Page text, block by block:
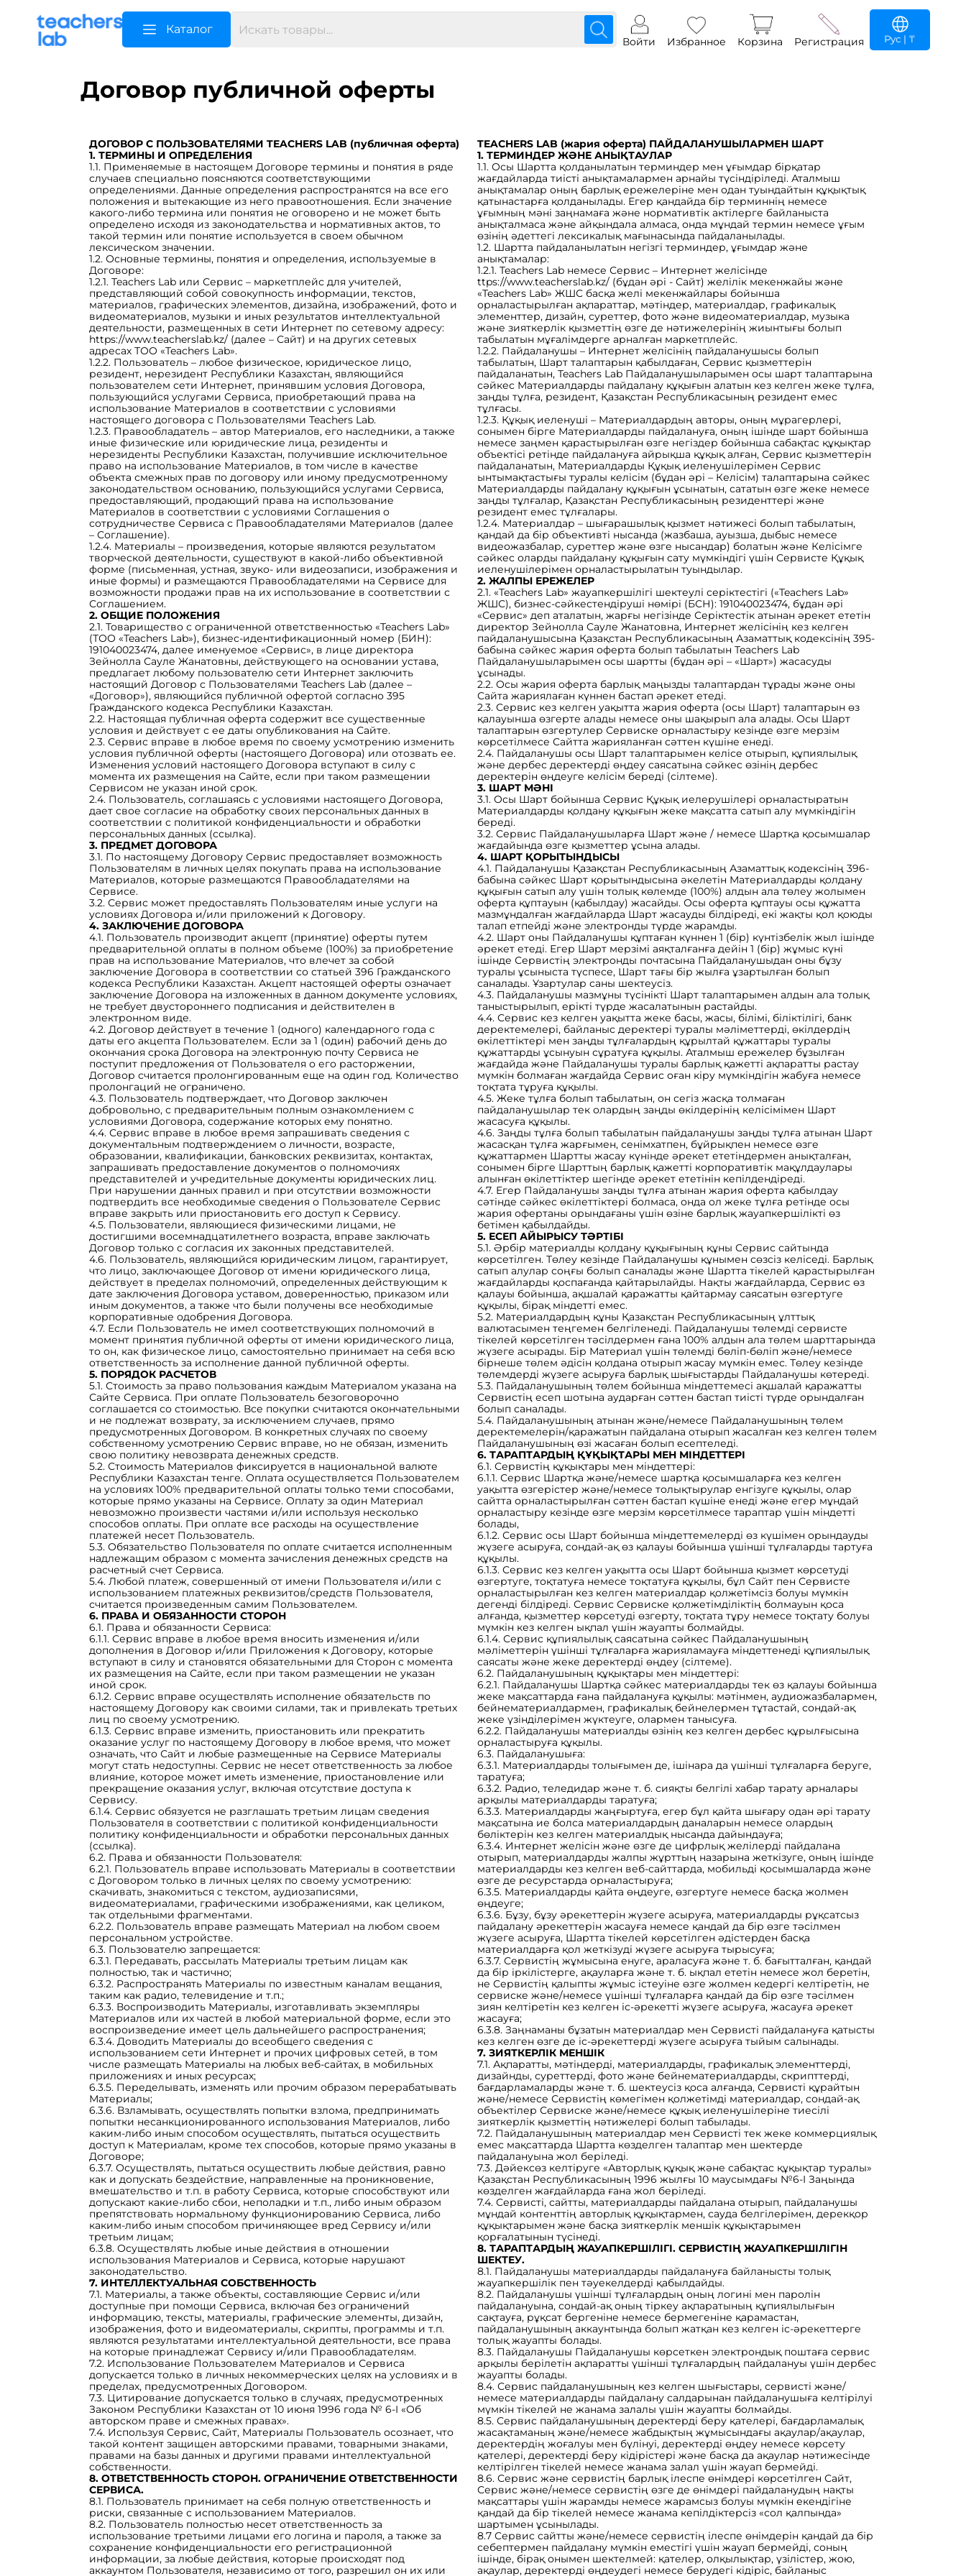
Каталог
Войти Избранное Корзина Регистрация Рус | ₸
Договор публичной оферты
ДОГОВОР С ПОЛЬЗОВАТЕЛЯМИ TEACHERS LAB (публичная оферта)
1. ТЕРМИНЫ И ОПРЕДЕЛЕНИЯ
1.1. Применяемые в настоящем Договоре термины и понятия в ряде
случаев специально поясняются соответствующими
определениями. Данные определения распространятся на все его
положения и вытекающие из него правоотношения. Если значение
какого-либо термина или понятия не оговорено и не может быть
определено исходя из законодательства и нормативных актов, то
такой термин или понятие используется в своем обычном
лексическом значении.
1.2. Основные термины, понятия и определения, используемые в
Договоре:
1.2.1. Teachers Lab или Сервис – маркетплейс для учителей,
представляющий собой совокупность информации, текстов,
материалов, графических элементов, дизайна, изображений, фото и
видеоматериалов, музыки и иных результатов интеллектуальной
деятельности, размещенных в сети Интернет по сетевому адресу:
https://www.teacherslab.kz/ (далее – Сайт) и на других сетевых
адресах ТОО «Teachers Lab».
1.2.2. Пользователь – любое физическое, юридическое лицо,
резидент, нерезидент Республики Казахстан, являющийся
пользователем сети Интернет, принявшим условия Договора,
пользующийся услугами Сервиса, приобретающий права на
использование Материалов в соответствии с условиями
настоящего договора с Пользователями Teachers Lab.
1.2.3. Правообладатель – автор Материалов, его наследники, а также
иные физические или юридические лица, резиденты и
нерезиденты Республики Казахстан, получившие исключительное
право на использование Материалов, в том числе в качестве
объекта смежных прав по договору или иному предусмотренному
законодательством основанию, пользующийся услугами Сервиса,
предоставляющий, продающий права на использование
Материалов в соответствии с условиями Соглашения о
сотрудничестве Сервиса с Правообладателями Материалов (далее
– Соглашение).
1.2.4. Материалы – произведения, которые являются результатом
творческой деятельности, существуют в какой-либо объективной
форме (письменная, устная, звуко- или видеозаписи, изображения и
иные формы) и размещаются Правообладателями на Сервисе для
возможности продажи прав на их использование в соответствии с
Соглашением.
2. ОБЩИЕ ПОЛОЖЕНИЯ
2.1. Товарищество с ограниченной ответственностью «Teachers Lab»
(ТОО «Teachers Lab»), бизнес-идентификационный номер (БИН):
191040023474, далее именуемое «Сервис», в лице директора
Зейнолла Сауле Жанатовны, действующего на основании устава,
предлагает любому пользователю сети Интернет заключить
настоящий Договор с Пользователями Teachers Lab (далее –
«Договор»), являющийся публичной офертой согласно 395
Гражданского кодекса Республики Казахстан.
2.2. Настоящая публичная оферта содержит все существенные
условия и действует с ее даты опубликования на Сайте.
2.3. Сервис вправе в любое время по своему усмотрению изменить
условия публичной оферты (настоящего Договора) или отозвать ее.
Изменения условий настоящего Договора вступают в силу с
момента их размещения на Сайте, если при таком размещении
Сервисом не указан иной срок.
2.4. Пользователь, соглашаясь с условиями настоящего Договора,
дает свое согласие на обработку своих персональных данных в
соответствии с политикой конфиденциальности и обработки
персональных данных (ссылка).
3. ПРЕДМЕТ ДОГОВОРА
3.1. По настоящему Договору Сервис предоставляет возможность
Пользователям в личных целях покупать права на использование
Материалов, которые размещаются Правообладателями на
Сервисе.
3.2. Сервис может предоставлять Пользователям иные услуги на
условиях Договора и/или приложений к Договору.
4. ЗАКЛЮЧЕНИЕ ДОГОВОРА
4.1. Пользователь производит акцепт (принятие) оферты путем
предварительной оплаты в полном объеме (100%) за приобретение
прав на использование Материалов, что влечет за собой
заключение Договора в соответствии со статьей 396 Гражданского
кодекса Республики Казахстан. Акцепт настоящей оферты означает
заключение Договора на изложенных в данном документе условиях,
не требует двустороннего подписания и действителен в
электронном виде.
4.2. Договор действует в течение 1 (одного) календарного года с
даты его акцепта Пользователем. Если за 1 (один) рабочий день до
окончания срока Договора на электронную почту Сервиса не
поступит предложения от Пользователя о его расторжении,
Договор считается пролонгированным еще на один год. Количество
пролонгаций не ограничено.
4.3. Пользователь подтверждает, что Договор заключен
добровольно, с предварительным полным ознакомлением с
условиями Договора, содержание которых ему понятно.
4.4. Сервис вправе в любое время запрашивать сведения с
документальным подтверждением о личности, возрасте,
образовании, квалификации, банковских реквизитах, контактах,
запрашивать предоставление документов о полномочиях
представителей и учредительные документы юридических лиц.
При нарушении данных правил и при отсутствии возможности
подтвердить все необходимые сведения о Пользователе Сервис
вправе закрыть или приостановить его доступ к Сервису.
4.5. Пользователи, являющиеся физическими лицами, не
достигшими восемнадцатилетнего возраста, вправе заключать
Договор только с согласия их законных представителей.
4.6. Пользователь, являющийся юридическим лицом, гарантирует,
что лицо, заключающее Договор от имени юридического лица,
действует в пределах полномочий, определенных действующим к
дате заключения Договора уставом, доверенностью, приказом или
иным документов, а также что были получены все необходимые
корпоративные одобрения Договора.
4.7. Если Пользователь не имел соответствующих полномочий в
момент принятия публичной оферты от имени юридического лица,
то он, как физическое лицо, самостоятельно принимает на себя всю
ответственность за исполнение данной публичной оферты.
5. ПОРЯДОК РАСЧЕТОВ
5.1. Стоимость за право пользования каждым Материалом указана на
Сайте Сервиса. При оплате Пользователь безоговорочно
соглашается со стоимостью. Все покупки считаются окончательными
и не подлежат возврату, за исключением случаев, прямо
предусмотренных Договором. В конкретных случаях по своему
собственному усмотрению Сервис вправе, но не обязан, изменить
свою политику невозврата денежных средств.
5.2. Стоимость Материалов фиксируется в национальной валюте
Республики Казахстан тенге. Оплата осуществляется Пользователем
на условиях 100% предварительной оплаты только теми способами,
которые прямо указаны на Сервисе. Оплату за один Материал
невозможно произвести частями и/или используя несколько
способов оплаты. При оплате все расходы на осуществление
платежей несет Пользователь.
5.3. Обязательство Пользователя по оплате считается исполненным
надлежащим образом с момента зачисления денежных средств на
расчетный счет Сервиса.
5.4. Любой платеж, совершенный от имени Пользователя и/или с
использованием платежных реквизитов/средств Пользователя,
считается произведенным самим Пользователем.
6. ПРАВА И ОБЯЗАННОСТИ СТОРОН
6.1. Права и обязанности Сервиса:
6.1.1. Сервис вправе в любое время вносить изменения и/или
дополнения в Договор и/или Приложения к Договору, которые
вступают в силу и становятся обязательными для Сторон с момента
их размещения на Сайте, если при таком размещении не указан
иной срок.
6.1.2. Сервис вправе осуществлять исполнение обязательств по
настоящему Договору как своими силами, так и привлекать третьих
лиц по своему усмотрению.
6.1.3. Сервис вправе изменить, приостановить или прекратить
оказание услуг по настоящему Договору в любое время, что может
означать, что Сайт и любые размещенные на Сервисе Материалы
могут стать недоступны. Сервис не несет ответственность за любое
влияние, которое может иметь изменение, приостановление или
прекращение оказания услуг, включая отсутствие доступа к
Сервису.
6.1.4. Сервис обязуется не разглашать третьим лицам сведения
Пользователя в соответствии с политикой конфиденциальности
политику конфиденциальности и обработки персональных данных
(ссылка).
6.2. Права и обязанности Пользователя:
6.2.1. Пользователь вправе использовать Материалы в соответствии
с Договором только в личных целях по своему усмотрению:
скачивать, знакомиться с текстом, аудиозаписями,
видеоматериалами, графическими изображениями, как целиком,
так отдельными фрагментами.
6.2.2. Пользователь вправе размещать Материал на любом своем
персональном устройстве.
6.3. Пользователю запрещается:
6.3.1. Передавать, рассылать Материалы третьим лицам как
полностью, так и частично;
6.3.2. Распространять Материалы по известным каналам вещания,
таким как радио, телевидение и т.п.;
6.3.3. Воспроизводить Материалы, изготавливать экземпляры
Материалов или их частей в любой материальной форме, если это
воспроизведение имеет цель дальнейшего распространения;
6.3.4. Доводить Материалы до всеобщего сведения с
использованием сети Интернет и прочих цифровых сетей, в том
числе размещать Материалы на любых веб-сайтах, в мобильных
приложениях и иных ресурсах;
6.3.5. Переделывать, изменять или прочим образом перерабатывать
Материалы;
6.3.6. Взламывать, осуществлять попытки взлома, предпринимать
попытки несанкционированного использования Материалов, либо
каким-либо иным способом осуществлять, пытаться осуществить
доступ к Материалам, кроме тех способов, которые прямо указаны в
Договоре;
6.3.7. Осуществлять, пытаться осуществить любые действия, равно
как и допускать бездействие, направленные на проникновение,
вмешательство и т.п. в работу Сервиса, которые способствуют или
допускают какие-либо сбои, неполадки и т.п., либо иным образом
препятствовать нормальному функционированию Сервиса, либо
каким-либо иным способом причиняющее вред Сервису и/или
третьим лицам;
6.3.8. Осуществлять любые иные действия в отношении
использования Материалов и Сервиса, которые нарушают
законодательство.
7. ИНТЕЛЛЕКТУАЛЬНАЯ СОБСТВЕННОСТЬ
7.1. Материалы, а также объекты, составляющие Сервис и/или
доступные при помощи Сервиса, включая без ограничений
информацию, тексты, материалы, графические элементы, дизайн,
изображения, фото и видеоматериалы, скрипты, программы и т.п.
являются результатами интеллектуальной деятельности, все права
на которые принадлежат Сервису и/или Правообладателям.
7.2. Использование Пользователем Материалов и Сервиса
допускается только в личных некоммерческих целях на условиях и в
пределах, предусмотренных Договором.
7.3. Цитирование допускается только в случаях, предусмотренных
Законом Республики Казахстан от 10 июня 1996 года № 6-I «Об
авторском праве и смежных правах».
7.4. Используя Сервис, Сайт, Материалы Пользователь осознает, что
такой контент защищен авторскими правами, товарными знаками,
правами на базы данных и другими правами интеллектуальной
собственности.
8. ОТВЕТСТВЕННОСТЬ СТОРОН. ОГРАНИЧЕНИЕ ОТВЕТСТВЕННОСТИ
СЕРВИСА.
8.1. Пользователь принимает на себя полную ответственность и
риски, связанные с использованием Материалов.
8.2. Пользователь полностью несет ответственность за
использование третьими лицами его логина и пароля, а также за
сохранение конфиденциальности его регистрационной
информации, за любые действия, которые происходят под
аккаунтом Пользователя, независимо от того, разрешил он их или
TEACHERS LAB (жария оферта) ПАЙДАЛАНУШЫЛАРМЕН ШАРТ
1. ТЕРМИНДЕР ЖӘНЕ АНЫҚТАУЛАР
1.1. Осы Шартта қолданылатын терминдер мен ұғымдар бірқатар
жағдайларда тиісті анықтамалармен арнайы түсіндіріледі. Аталмыш
анықтамалар оның барлық ережелеріне мен одан туындайтын құқықтық
қатынастарға қолданылады. Егер қандайда бір терминнің немесе
ұғымның мәні заңнамаға және нормативтік актілерге байланыста
анықталмаса және айқындала алмаса, онда мұндай термин немесе ұғым
өзінің әдеттегі лексикалық мағынасында пайдаланылады.
1.2. Шартта пайдаланылатын негізгі терминдер, ұғымдар және
анықтамалар:
1.2.1. Teachers Lab немесе Сервис – Интернет желісінде
ttps://www.teacherslab.kz/ (бұдан әрі - Сайт) желілік мекенжайы және
«Teachers Lab» ЖШС басқа желі мекенжайлары бойынша
орналастырылған ақпараттар, мәтіндер, материалдар, графикалық
элементтер, дизайн, суреттер, фото және видеоматериалдар, музыка
және зияткерлік қызметтің өзге де нәтижелерінің жиынтығы болып
табылатын мұғалімдерге арналған маркетплейс.
1.2.2. Пайдаланушы – Интернет желісінің пайдаланушысы болып
табылатын, Шарт талаптарын қабылдаған, Сервис қызметтерін
пайдаланатын, Teachers Lab Пайдаланушыларымен осы шарт талаптарына
сәйкес Материалдарды пайдалану құқығын алатын кез келген жеке тұлға,
заңды тұлға, резидент, Қазақстан Республикасының резидент емес
тұлғасы.
1.2.3. Құқық иеленуші – Материалдардың авторы, оның мұрагерлері,
сонымен бірге Материалдарды пайдалануға, оның ішінде шарт бойынша
немесе заңмен қарастырылған өзге негіздер бойынша сабақтас құқықтар
объектісі ретінде пайдалануға айрықша құқық алған, Сервис қызметтерін
пайдаланатын, Материалдарды Құқық иеленушілерімен Сервис
ынтымақтастығы туралы келісім (бұдан әрі – Келісім) талаптарына сәйкес
Материалдарды пайдалану құқығын ұсынатын, сататын өзге жеке немесе
заңды тұлғалар, Қазақстан Республикасының резиденттері және
резидент емес тұлғалары.
1.2.4. Материалдар – шығарашылық қызмет нәтижесі болып табылатын,
қандай да бір объективті нысанда (жазбаша, ауызша, дыбыс немесе
видеожазбалар, суреттер және өзге нысандар) болатын және Келісімге
сәйкес оларды пайдалану құқығын сату мүмкіндігі үшін Сервисте Құқық
иеленушілерімен орналастырылатын туындылар.
2. ЖАЛПЫ ЕРЕЖЕЛЕР
2.1. «Teachers Lab» жауапкершілігі шектеулі серіктестігі («Teachers Lab»
ЖШС), бизнес-сәйкестендіруші нөмірі (БСН): 191040023474, бұдан әрі
«Сервис» деп аталатын, жарғы негізінде Серіктестік атынан әрекет ететін
директор Зейнолла Сауле Жанатовна, Интернет желісінің кез келген
пайдаланушысына Қазақстан Республикасының Азаматтық кодексінің 395-
бабына сәйкес жария оферта болып табылатын Teachers Lab
Пайдаланушыларымен осы шартты (бұдан әрі – «Шарт») жасасуды
ұсынады.
2.2. Осы жария оферта барлық маңызды талаптардан тұрады және оны
Сайта жариялаған күннен бастап әрекет етеді.
2.3. Сервис кез келген уақытта жария оферта (осы Шарт) талаптарын өз
қалауынша өзгерте алады немесе оны шақырып ала алады. Осы Шарт
талаптарын өзгертулер Сервиске орналастыру кезінде өзге мерзім
көрсетілмесе Сайтта жарияланған сәттен күшіне енеді.
2.4. Пайдаланушы осы Шарт талаптарымен келісе отырып, құпиялылық
және дербес деректерді өңдеу саясатына сәйкес өзінің дербес
деректерін өңдеуге келісім береді (сілтеме).
3. ШАРТ МӘНІ
3.1. Осы Шарт бойынша Сервис Құқық иелерушілері орналастыратын
Материалдарды қолдану құқығын жеке мақсатта сатып алу мүмкіндігін
береді.
3.2. Сервис Пайдаланушыларға Шарт және / немесе Шартқа қосымшалар
жағдайында өзге қызметтер ұсына алады.
4. ШАРТ ҚОРЫТЫНДЫСЫ
4.1. Пайдаланушы Қазақстан Республикасының Азаматтық кодексінің 396-
бабына сәйкес Шарт қорытындысына әкелетін Материалдарды қолдану
құқығын сатып алу үшін толық көлемде (100%) алдын ала төлеу жолымен
оферта құптауын (қабылдау) жасайды. Осы оферта құптауы осы құжатта
мазмұндалған жағдайларда Шарт жасауды білдіреді, екі жақты қол қоюды
талап етпейді және электронды түрде жарамды.
4.2. Шарт оны Пайдаланушы құптаған күннен 1 (бір) күнтізбелік жыл ішінде
әрекет етеді. Егер Шарт мерзімі аяқталғанға дейін 1 (бір) жұмыс күні
ішінде Сервистің электронды почтасына Пайдаланушыдан оны бұзу
туралы ұсыныста түспесе, Шарт тағы бір жылға ұзартылған болып
саналады. Ұзартулар саны шектеусіз.
4.3. Пайдаланушы мазмұны түсінікті Шарт талаптарымен алдын ала толық
таныстырылып, ерікті түрде жасалатынын растайды.
4.4. Сервис кез келген уақытта жеке басы, жасы, білімі, біліктілігі, банк
деректемелері, байланыс деректері туралы мәліметтерді, өкілдердің
өкілеттіктері мен заңды тұлғалардың құрылтай құжаттары туралы
құжаттарды ұсынуын сұратуға құқылы. Аталмыш ережелер бұзылған
жағдайда және Пайдаланушы туралы барлық қажетті ақпаратты растау
мүмкін болмаған жағдайда Сервис оған кіру мүмкіндігін жабуға немесе
тоқтата тұруға құқылы.
4.5. Жеке тұлға болып табылатын, он сегіз жасқа толмаған
пайдаланушылар тек олардың заңды өкілдерінің келісімімен Шарт
жасасуға құқылы.
4.6. Заңды тұлға болып табылатын пайдаланушы заңды тұлға атынан Шарт
жасасқан тұлға жарғымен, сенімхатпен, бұйрықпен немесе өзге
құжаттармен Шартты жасау күнінде әрекет ететіндермен анықталған,
сонымен бірге Шарттың барлық қажетті корпоративтік мақұлдаулары
алынған өкілеттіктер шегінде әрекет ететінін кепілдендіреді.
4.7. Егер Пайдаланушы заңды тұлға атынан жария оферта қабылдау
сәтінде сәйкес өкілеттіктері болмаса, онда ол жеке тұлға ретінде осы
жария офертаны орындағаны үшін өзіне барлық жауапкершілікті өз
бетімен қабылдайды.
5. ЕСЕП АЙЫРЫСУ ТӘРТІБІ
5.1. Әрбір материалды қолдану құқығының құны Сервис сайтында
көрсетілген. Төлеу кезінде Пайдаланушы құнымен сөзсіз келіседі. Барлық
сатып алулар соңғы болып саналады және Шартта тікелей қарастырылған
жағдайларды қоспағанда қайтарылайды. Нақты жағдайларда, Сервис өз
қалауы бойынша, ақшалай қаражатты қайтармау саясатын өзгертуге
құқылы, бірақ міндетті емес.
5.2. Материалдардың құны Қазақстан Республикасының ұлттық
валютасымен теңгемен белгіленеді. Пайдаланушы төлемді сервисте
тікелей көрсетілген тәсілдермен ғана 100% алдын ала төлем шарттарында
жүзеге асырады. Бір Материал үшін төлемді бөліп-бөліп және/немесе
бірнеше төлем әдісін қолдана отырып жасау мүмкін емес. Төлеу кезінде
төлемдерді жүзеге асыруға барлық шығыстарды Пайдаланушы көтереді.
5.3. Пайдаланушының төлем бойынша міндеттемесі ақшалай қаражатты
Сервистің есеп шотына аударған сәттен бастап тиісті түрде орындалған
болып саналады.
5.4. Пайдаланушының атынан және/немесе Пайдаланушының төлем
деректемелерін/қаражатын пайдалана отырып жасалған кез келген төлем
Пайдаланушының өзі жасаған болып есептеледі.
6. ТАРАПТАРДЫҢ ҚҰҚЫҚТАРЫ МЕН МІНДЕТТЕРІ
6.1. Сервистің құқықтары мен міндеттері:
6.1.1. Сервис Шартқа және/немесе шартқа қосымшаларға кез келген
уақытта өзгерістер және/немесе толықтырулар енгізуге құқылы, олар
сайтта орналастырылған сәттен бастап күшіне енеді және егер мұндай
орналастыру кезінде өзге мерзім көрсетілмесе тараптар үшін міндетті
болады,
6.1.2. Сервис осы Шарт бойынша міндеттемелерді өз күшімен орындауды
жүзеге асыруға, сондай-ақ өз қалауы бойынша үшінші тұлғаларды тартуға
құқылы.
6.1.3. Сервис кез келген уақытта осы Шарт бойынша қызмет көрсетуді
өзгертуге, тоқтатуға немесе тоқтатуға құқылы, бұл Сайт пен Сервисте
орналастырылған кез келген материалдар қолжетімсіз болуы мүмкін
дегенді білдіреді. Сервис Сервиске қолжетімділіктің болмауын қоса
алғанда, қызметтер көрсетуді өзгерту, тоқтата тұру немесе тоқтату болуы
мүмкін кез келген ықпал үшін жауапты болмайды.
6.1.4. Сервис құпиялылық саясатына сәйкес Пайдаланушының
мәліметтерін үшінші тұлғаларға жарияламауға міндеттенеді құпиялылық
саясаты және жеке деректерді өңдеу (сілтеме).
6.2. Пайдаланушының құқықтары мен міндеттері:
6.2.1. Пайдаланушы Шартқа сәйкес материалдарды тек өз қалауы бойынша
жеке мақсаттарда ғана пайдалануға құқылы: мәтінмен, аудиожазбалармен,
бейнематериалдармен, графикалық бейнелермен тұтастай, сондай-ақ
жеке үзінділерімен жүктеуге, олармен танысуға.
6.2.2. Пайдаланушы материалды өзінің кез келген дербес құрылғысына
орналастыруға құқылы.
6.3. Пайдаланушыға:
6.3.1. Материалдарды толығымен де, ішінара да үшінші тұлғаларға беруге,
таратуға;
6.3.2. Радио, теледидар және т. б. сияқты белгілі хабар тарату арналары
арқылы материалдарды таратуға;
6.3.3. Материалдарды жаңғыртуға, егер бұл қайта шығару одан әрі тарату
мақсатына ие болса материалдардың даналарын немесе олардың
бөліктерін кез келген материалдық нысанда дайындауға;
6.3.4. Интернет желісін және өзге де цифрлық желілерді пайдалана
отырып, материалдарды жалпы жұрттың назарына жеткізуге, оның ішінде
материалдарды кез келген веб-сайттарда, мобильді қосымшаларда және
өзге де ресурстарда орналастыруға;
6.3.5. Материалдарды қайта өңдеуге, өзгертуге немесе басқа жолмен
өңдеуге;
6.3.6. Бұзу, бұзу әрекеттерін жүзеге асыруға, материалдарды рұқсатсыз
пайдалану әрекеттерін жасауға немесе қандай да бір өзге тәсілмен
жүзеге асыруға, Шартта тікелей көрсетілген әдістерден басқа
материалдарға қол жеткізуді жүзеге асыруға тырысуға;
6.3.7. Сервистің жұмысына енуге, араласуға және т. б. бағытталған, қандай
да бір іркілістерге, ақауларға және т. б. ықпал ететін немесе жол беретін,
не Сервистің қалыпты жұмыс істеуіне өзге жолмен кедергі келтіретін, не
сервиске және/немесе үшінші тұлғаларға қандай да бір өзге тәсілмен
зиян келтіретін кез келген іс-әрекетті жүзеге асыруға, жасауға әрекет
жасауға;
6.3.8. Заңнаманы бұзатын материалдар мен Сервисті пайдалануға қатысты
кез келген өзге де іс-әрекеттерді жүзеге асыруға тыйым салынады.
7. ЗИЯТКЕРЛІК МЕНШІК
7.1. Ақпаратты, мәтіндерді, материалдарды, графикалық элементтерді,
дизайнды, суреттерді, фото және бейнематериалдарды, скрипттерді,
бағдарламаларды және т. б. шектеусіз қоса алғанда, Сервисті құрайтын
және/немесе Сервистің көмегімен қолжетімді материалдар, сондай-ақ
объектілер Сервиске және/немесе құқық иеленушілеріне тиесілі
зияткерлік қызметтің нәтижелері болып табылады.
7.2. Пайдаланушының материалдар мен Сервисті тек жеке коммерциялық
емес мақсаттарда Шартта көзделген талаптар мен шектерде
пайдалануына жол беріледі.
7.3. Дәйексөз келтіруге «Авторлық құқық және сабақтас құқықтар туралы»
Қазақстан Республикасының 1996 жылғы 10 маусымдағы №6-I Заңында
көзделген жағдайларда ғана жол беріледі.
7.4. Сервисті, сайтты, материалдарды пайдалана отырып, пайдаланушы
мұндай контенттің авторлық құқықтармен, сауда белгілерімен, дерекқор
құқықтарымен және басқа зияткерлік меншік құқықтарымен
қорғалатынын түсінеді.
8. ТАРАПТАРДЫҢ ЖАУАПКЕРШІЛІГІ. СЕРВИСТІҢ ЖАУАПКЕРШІЛІГІН
ШЕКТЕУ.
8.1. Пайдаланушы материалдарды пайдалануға байланысты толық
жауапкершілік пен тәуекелдерді қабылдайды.
8.2. Пайдаланушы үшінші тұлғалардың оның логині мен паролін
пайдалануына, сондай-ақ оның тіркеу ақпаратының құпиялылығын
сақтауға, рұқсат бергеніне немесе бермегеніне қарамастан,
пайдаланушының аккаунтында болып жатқан кез келген іс-әрекеттерге
толық жауапты болады.
8.3. Пайдаланушы Пайдаланушы көрсеткен электрондық поштаға сервис
арқылы берілетін ақпаратты үшінші тұлғалардың пайдалануы үшін дербес
жауапты болады.
8.4. Сервис пайдаланушының кез келген шығыстары, сервисті және/
немесе материалдарды пайдалану салдарынан пайдаланушыға келтірілуі
мүмкін тікелей не жанама залалы үшін жауапты болмайды.
8.5. Сервис пайдаланушының деректерді беру қателері, бағдарламалық
жасақтаманың және/немесе жабдықтың жұмысындағы ақаулар/ақаулар,
деректердің жоғалуы мен бүлінуі, деректерді өңдеу немесе көрсету
қателері, деректерді беру кідірістері және басқа да ақаулар нәтижесінде
келтірілген тікелей немесе жанама залал үшін жауап бермейді.
8.6. Сервис және сервистің барлық ілеспе өнімдері көрсетілген Сайт,
Сервис және/немесе сервистің өзге де өнімдері пайдаланудың нақты
мақсаттары үшін жарамды немесе жарамсыз болуы мүмкін екендігіне
қандай да бір тікелей немесе жанама кепілдіктерсіз «сол қалпында»
шартымен ұсынылады.
8.7 Сервис сайтты және/немесе сервистің ілеспе өнімдерін қандай да бір
себептермен пайдалану мүмкін еместігі үшін жауап бермейді, соның
ішінде, бірақ онымен шектелмей: қателер, олқылықтар, үзілістер, жою,
ақаулар, деректерді өңдеудегі немесе берудегі кідіріс, байланыс